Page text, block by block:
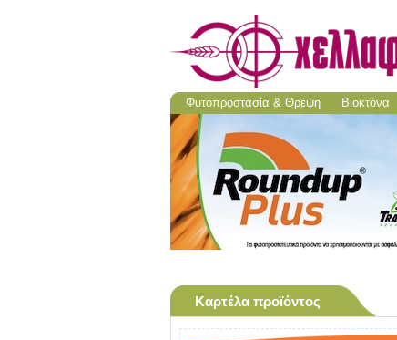
Φυτοπροστασία & Θρέψη Βιοκτόνα
Καρτέλα προϊόντος